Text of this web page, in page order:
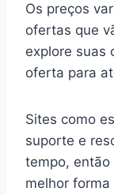
Os preços
ofertas que
explore suas
oferta para
Sites como
suporte e
tempo, então
melhor